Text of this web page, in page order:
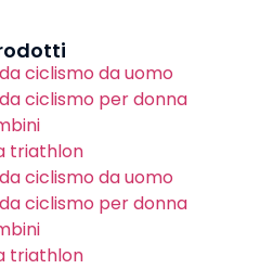
ciclismo da uomo
ciclismo per donna
triathlon
ciclismo da uomo
ciclismo per donna
triathlon